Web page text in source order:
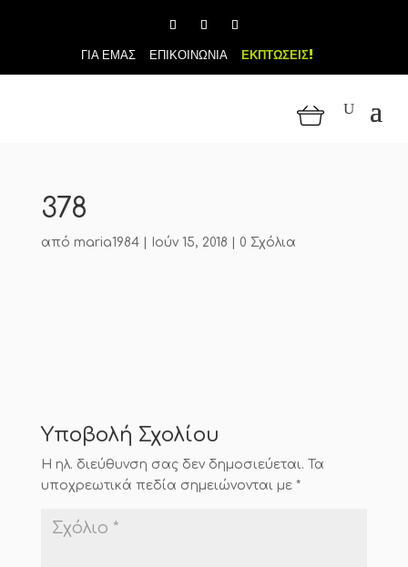
ΓΙΑ ΕΜΑΣ ΕΠΙΚΟΙΝΩΝΙΑ ΕΚΠΤΩΣΕΙΣ!
378
από maria1984| Ιούν 15, 2018 0 Σχόλια
Υποβολή Σχολίου
Η ηλ. διεύθυνση σας δεν δημοσιεύεται. Τα
υποχρεωτικά πεδία σημειώνονται με *